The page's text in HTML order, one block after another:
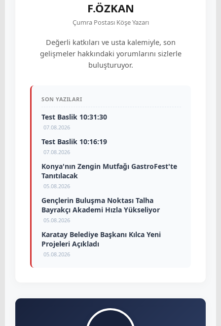
F.ÖZKAN
Çumra Postası Köşe Yazarı
Değerli katkıları ve usta kalemiyle, son
gelişmeler hakkındaki yorumlarını sizlerle
buluşturuyor.
SON YAZILARI
Test Baslik 10:31:30
07.08.2026
Test Baslik 10:16:19
07.08.2026
Konya'nın Zengin Mutfağı GastroFest'te
Tanıtılacak
05.08.2026
Gençlerin Buluşma Noktası Talha
Bayrakçı Akademi Hızla Yükseliyor
05.08.2026
Karatay Belediye Başkanı Kılca Yeni
Projeleri Açıkladı
05.08.2026